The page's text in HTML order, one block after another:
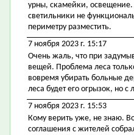
урны, скамейки,
светильники не
периметру разместить.
7 ноября 2023 г. 15:17
Очень жаль, что при
вещей. Проблема леса
вовремя убирать больные
леса будет его огрызок, но с
7 ноября 2023 г. 15:53
Кому верить уже, не знаю.
соглашения с жителей